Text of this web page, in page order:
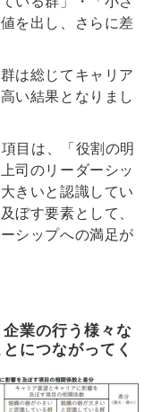
を出し、さらに差
は総じてキャリア
い結果となりまし
目は、
「役割の明
司のリーダーシッ
きいと認識してい
ぼす要素として、
シップへの満足が
業の行う様々な
につながってく